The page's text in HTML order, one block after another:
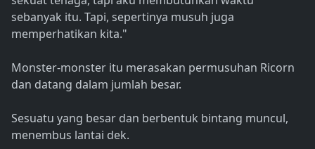
sebanyak itu. Tapi, sepertinya musuh juga
memperhatikan kita."
Monster-monster itu merasakan permusuhan Ricorn
dan datang dalam jumlah besar.
Sesuatu yang besar dan berbentuk bintang muncul,
menembus lantai dek.